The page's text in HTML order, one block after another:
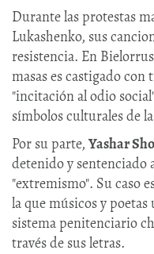
Durante las protestas
Lukashenko, sus
resistencia. En
masas es castigado
"incitación al odio
símbolos culturales de
Por su parte, Yashar
detenido y sentenciado
"extremismo". Su caso
la que músicos y
sistema penitenciario
través de sus letras.